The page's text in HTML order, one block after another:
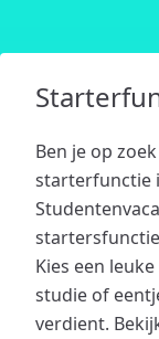
Ben je op
starterfunctie
Kies een
studie of
verdient.